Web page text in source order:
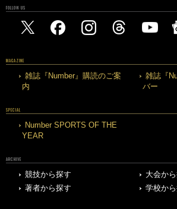
FOLLOW US
MAGAZINE
雑誌『Number』購読のご案
内
雑誌『
バー
SPECIAL
Number SPORTS OF THE
YEAR
ARCHIVE
競技から探す
大会か
著者から探す
学校か